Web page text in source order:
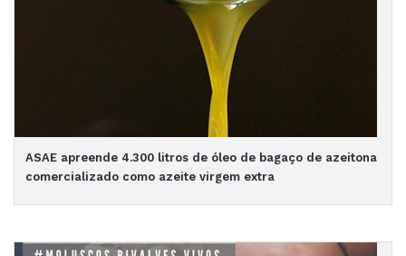
ASAE apreende 4.300 litros de óleo de bagaço de azeitona
comercializado como azeite virgem extra